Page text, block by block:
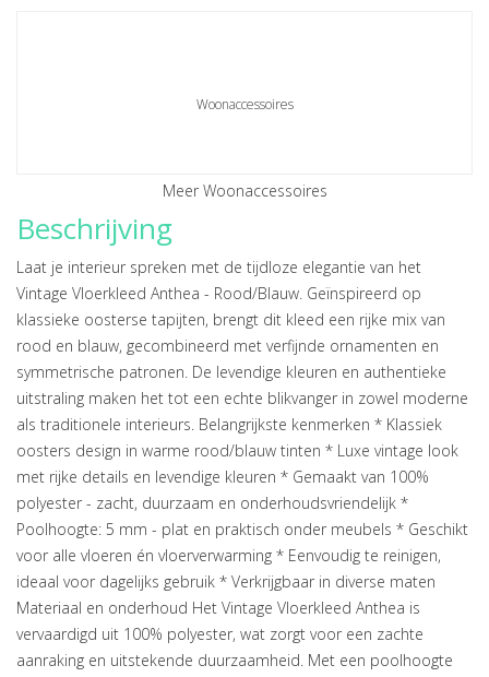
Woonaccessoires
Meer Woonaccessoires
Beschrijving
Laat je interieur spreken met de tijdloze elegantie van het
Vintage Vloerkleed Anthea - Rood/Blauw. Geïnspireerd op
klassieke oosterse tapijten, brengt dit kleed een rijke mix van
rood en blauw, gecombineerd met verfijnde ornamenten en
symmetrische patronen. De levendige kleuren en authentieke
uitstraling maken het tot een echte blikvanger in zowel moderne
als traditionele interieurs. Belangrijkste kenmerken * Klassiek
oosters design in warme rood/blauw tinten * Luxe vintage look
met rijke details en levendige kleuren * Gemaakt van 100%
polyester - zacht, duurzaam en onderhoudsvriendelijk *
Poolhoogte: 5 mm - plat en praktisch onder meubels * Geschikt
voor alle vloeren én vloerverwarming * Eenvoudig te reinigen,
ideaal voor dagelijks gebruik * Verkrijgbaar in diverse maten
Materiaal en onderhoud Het Vintage Vloerkleed Anthea is
vervaardigd uit 100% polyester, wat zorgt voor een zachte
aanraking en uitstekende duurzaamheid. Met een poolhoogte